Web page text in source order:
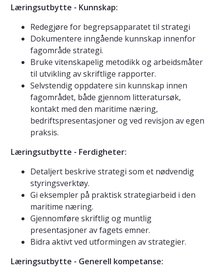
Læringsutbytte - Kunnskap:
Redegjøre for begrepsapparatet til strategi
Dokumentere inngående kunnskap innenfor
fagområde strategi.
Bruke vitenskapelig metodikk og arbeidsmåter
til utvikling av skriftlige rapporter.
Selvstendig oppdatere sin kunnskap innen
fagområdet, både gjennom litteratursøk,
kontakt med den maritime næring,
bedriftspresentasjoner og ved revisjon av egen
praksis.
Læringsutbytte - Ferdigheter:
Detaljert beskrive strategi som et nødvendig
styringsverktøy.
Gi eksempler på praktisk strategiarbeid i den
maritime næring.
Gjennomføre skriftlig og muntlig
presentasjoner av fagets emner.
Bidra aktivt ved utformingen av strategier.
Læringsutbytte - Generell kompetanse: